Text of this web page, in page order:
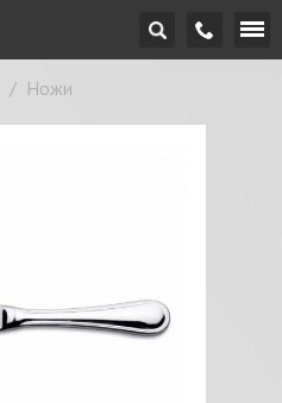
/ Ножи